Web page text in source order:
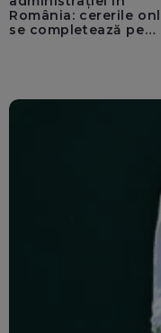
România: cererile
se completează pe